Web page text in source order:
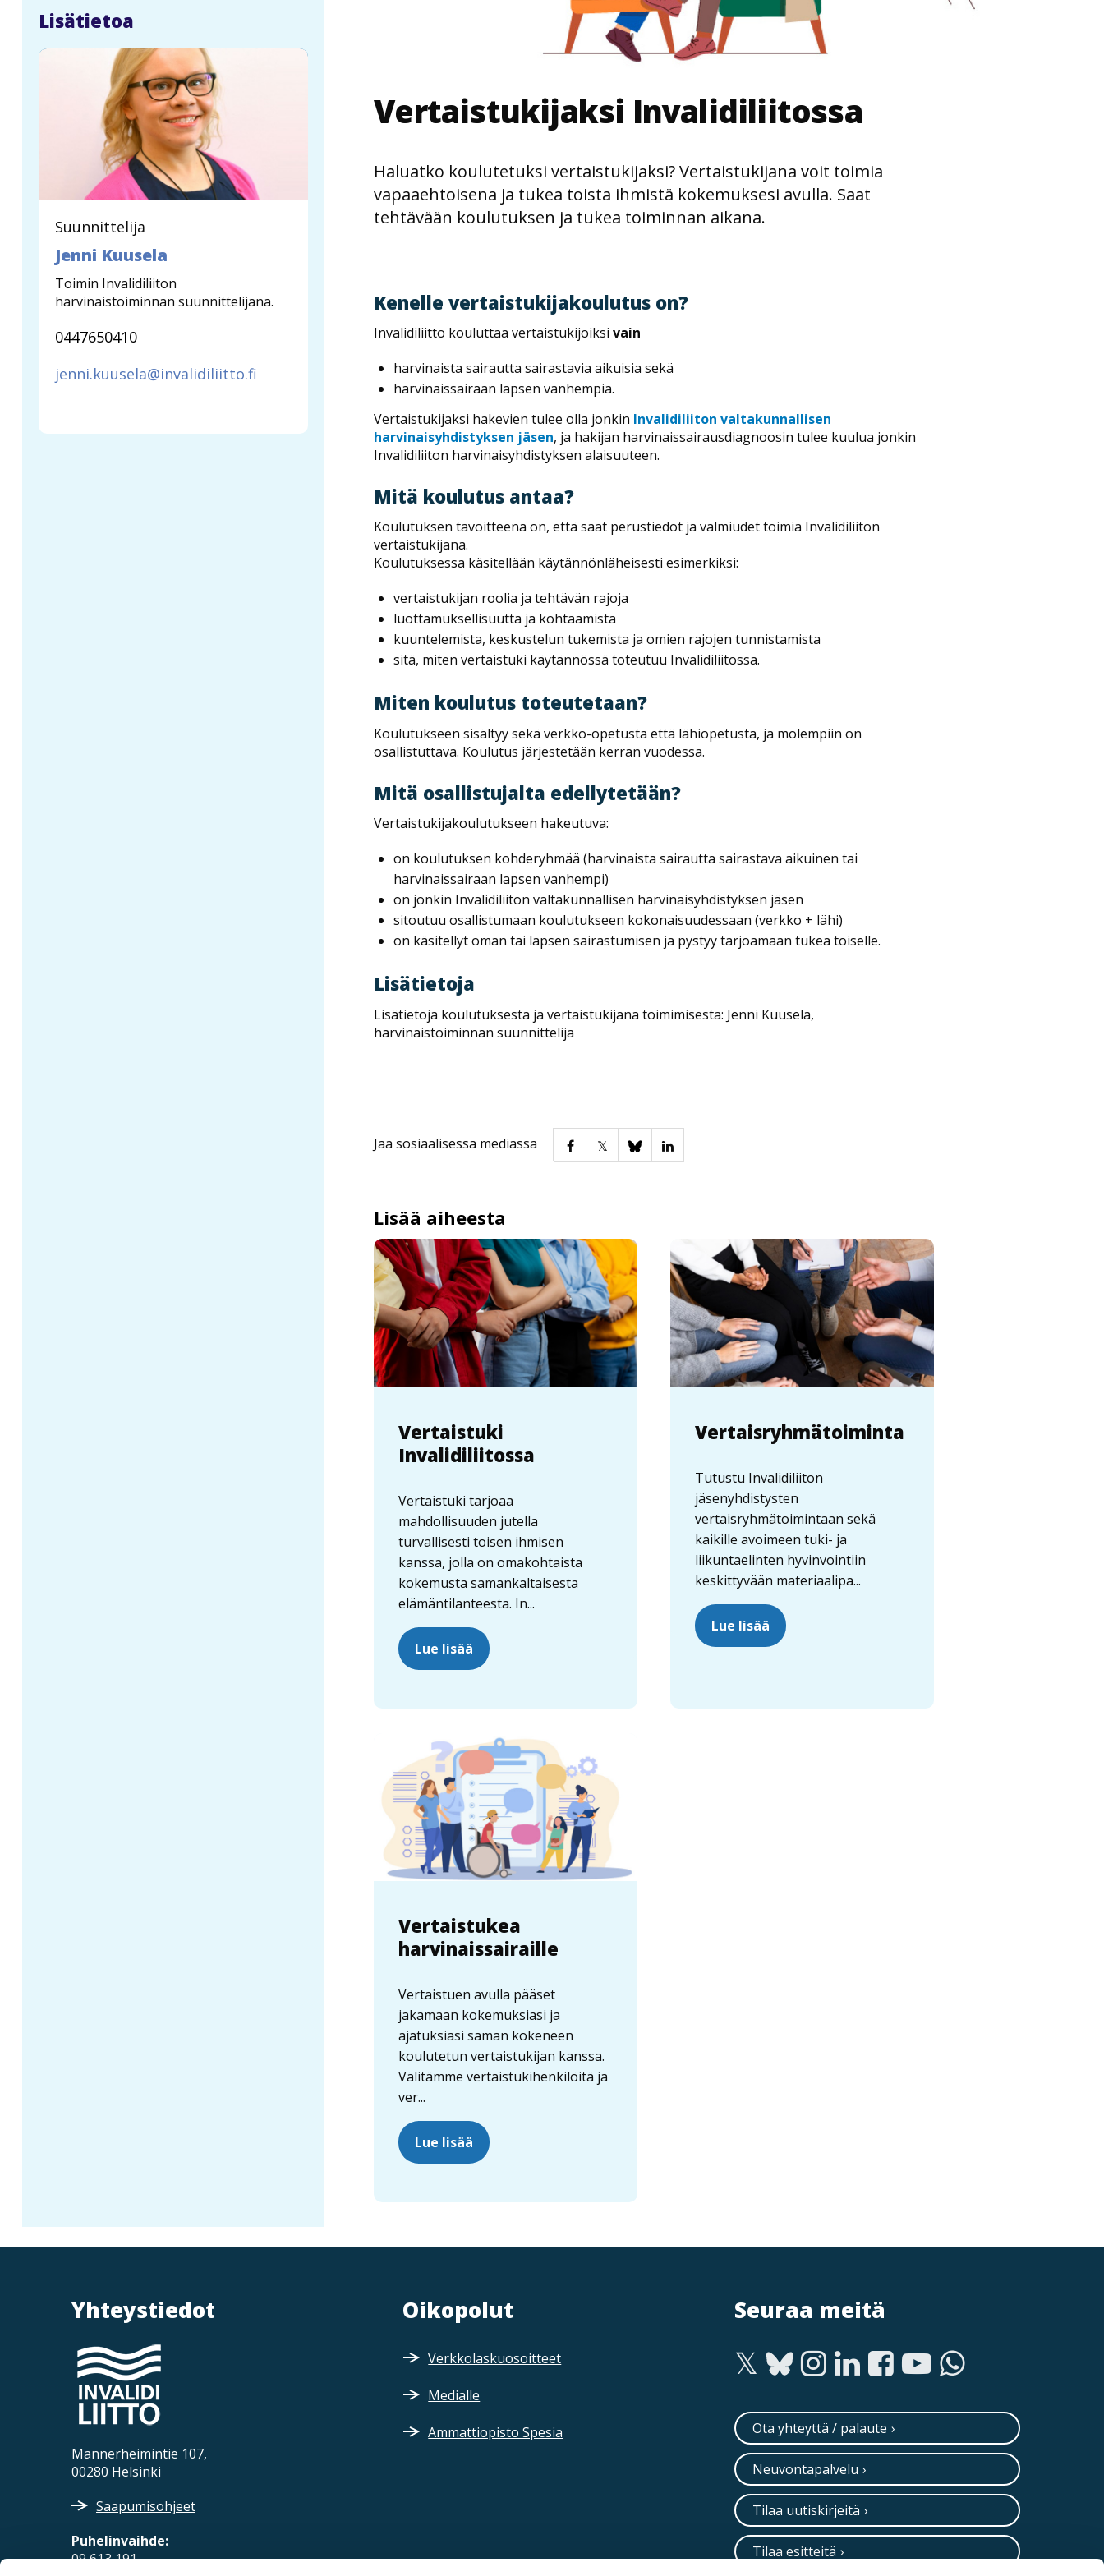
Lisätietoa
Suunnittelija
Jenni Kuusela
Toimin Invalidiliiton
harvinaistoiminnan suunnittelijana.
0447650410
jenni.kuusela@invalidiliitto.fi
Vertaistukijaksi Invalidiliitossa
Haluatko koulutetuksi vertaistukijaksi? Vertaistukijana voit toimia
vapaaehtoisena ja tukea toista ihmistä kokemuksesi avulla. Saat
tehtävään koulutuksen ja tukea toiminnan aikana.
Kenelle vertaistukijakoulutus on?
Invalidiliitto kouluttaa vertaistukijoiksivain
harvinaista sairautta sairastavia aikuisia sekä
harvinaissairaan lapsen vanhempia.
Vertaistukijaksi hakevien tulee olla jonkin Invalidiliiton valtakunnallisen
harvinaisyhdistyksen jäsen, ja hakijan harvinaissairausdiagnoosin tulee kuulua jonkin
Invalidiliiton harvinaisyhdistyksen alaisuuteen.
Mitä koulutus antaa?
Koulutuksen tavoitteena on, että saat perustiedot ja valmiudet toimia Invalidiliiton
vertaistukijana.
Koulutuksessa käsitellään käytännönläheisesti esimerkiksi:
vertaistukijan roolia ja tehtävän rajoja
luottamuksellisuutta ja kohtaamista
kuuntelemista, keskustelun tukemista ja omien rajojen tunnistamista
sitä, miten vertaistuki käytännössä toteutuu Invalidiliitossa.
Miten koulutus toteutetaan?
Koulutukseen sisältyy sekä verkko-opetusta että lähiopetusta, ja molempiin on
osallistuttava. Koulutus järjestetään kerran vuodessa.
Mitä osallistujalta edellytetään?
Vertaistukijakoulutukseen hakeutuva:
on koulutuksen kohderyhmää (harvinaista sairautta sairastava aikuinen tai
harvinaissairaan lapsen vanhempi)
on jonkin Invalidiliiton valtakunnallisen harvinaisyhdistyksen jäsen
sitoutuu osallistumaan koulutukseen kokonaisuudessaan (verkko + lähi)
on käsitellyt oman tai lapsen sairastumisen ja pystyy tarjoamaan tukea toiselle.
Lisätietoja
Lisätietoja koulutuksesta ja vertaistukijana toimimisesta: Jenni Kuusela,
harvinaistoiminnan suunnittelija
Jaa sosiaalisessa mediassa
Lisää aiheesta
Vertaistuki
Invalidiliitossa
Vertaistuki tarjoaa
mahdollisuuden jutella
turvallisesti toisen ihmisen
kanssa, jolla on omakohtaista
kokemusta samankaltaisesta
elämäntilanteesta. In...
Lue lisää
Vertaisryhmätoiminta
Tutustu Invalidiliiton
jäsenyhdistysten
vertaisryhmätoimintaan sekä
kaikille avoimeen tuki- ja
liikuntaelinten hyvinvointiin
keskittyvään materiaalipa...
Lue lisää
Vertaistukea
harvinaissairaille
Vertaistuen avulla pääset
jakamaan kokemuksiasi ja
ajatuksiasi saman kokeneen
koulutetun vertaistukijan kanssa.
Välitämme vertaistukihenkilöitä ja
ver...
Lue lisää
Yhteystiedot
Mannerheimintie 107,
00280 Helsinki
Saapumisohjeet
Puhelinvaihde:
09 613 191
Oikopolut
Verkkolaskuosoitteet
Medialle
Ammattiopisto Spesia
Seuraa meitä
Ota yhteyttä / palaute
Neuvontapalvelu
Tilaa uutiskirjeitä
Tilaa esitteitä